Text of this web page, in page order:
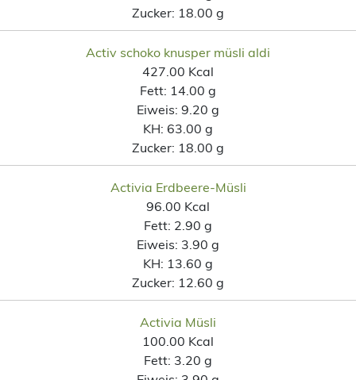
Zucker: 18.00 g
Activ schoko knusper müsli aldi
427.00 Kcal
Fett: 14.00 g
Eiweis: 9.20 g
KH: 63.00 g
Zucker: 18.00 g
Activia Erdbeere-Müsli
96.00 Kcal
Fett: 2.90 g
Eiweis: 3.90 g
KH: 13.60 g
Zucker: 12.60 g
Activia Müsli
100.00 Kcal
Fett: 3.20 g